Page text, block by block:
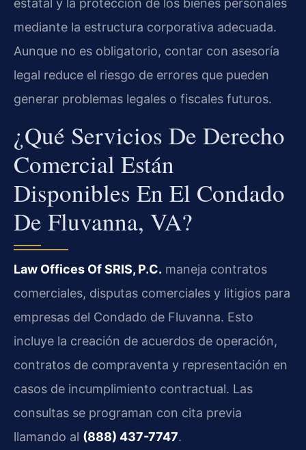
estatal y la protección de los bienes personales
mediante la estructura corporativa adecuada.
Aunque no es obligatorio, contar con asesoría
legal reduce el riesgo de errores que pueden
generar problemas legales o fiscales futuros.
¿Qué Servicios De Derecho
Comercial Están
Disponibles En El Condado
De Fluvanna, VA?
Law Offices Of SRIS, P.C. maneja contratos
comerciales, disputas comerciales y litigios para
empresas del Condado de Fluvanna. Esto
incluye la creación de acuerdos de operación,
contratos de compraventa y representación en
casos de incumplimiento contractual. Las
consultas se programan con cita previa
llamando al (888) 437-7747.